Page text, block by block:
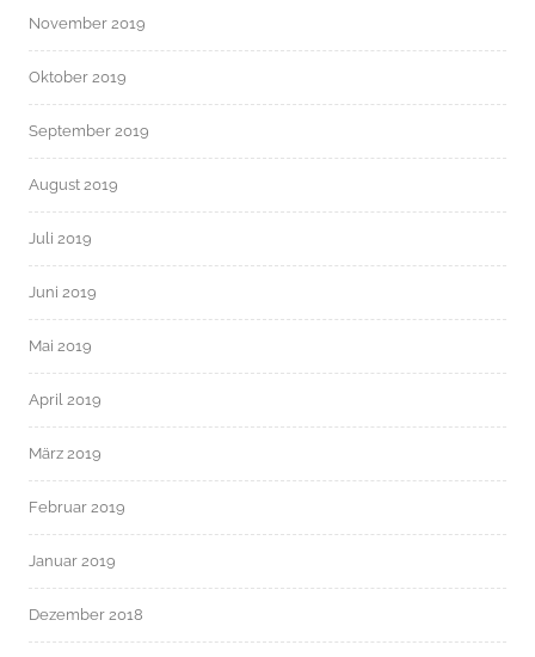
November 2019
Oktober 2019
September 2019
August 2019
Juli 2019
Juni 2019
Mai 2019
April 2019
März 2019
Februar 2019
Januar 2019
Dezember 2018